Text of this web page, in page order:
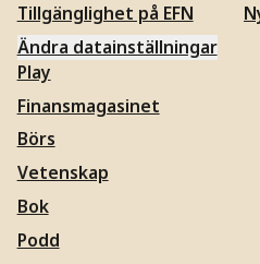
Tillgänglighet på EFN
Ändra datainställningar
Play
Finansmagasinet
Börs
Vetenskap
Bok
Podd